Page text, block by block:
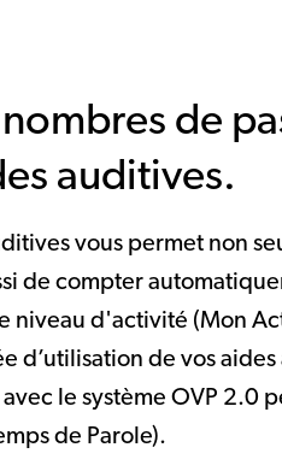
de
auditives.
vous permet non
de compter
niveau d'activité (Mon
d’utilisation de vos
le système OVP 2.0
de Parole).